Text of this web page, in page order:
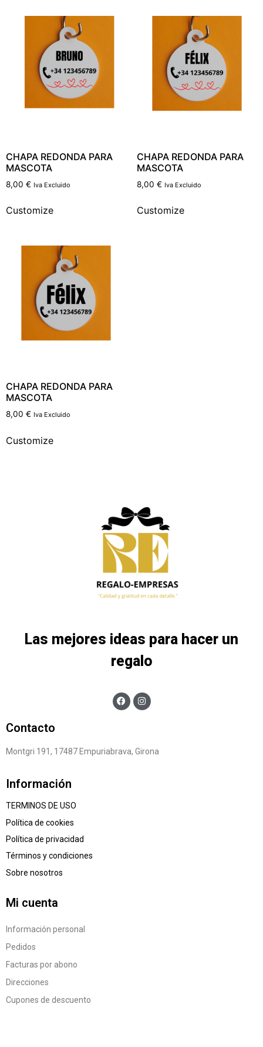
CHAPA REDONDA PARA
MASCOTA
8,00 € Iva Excluido
Customize
CHAPA REDONDA PARA
MASCOTA
8,00 € Iva Excluido
Customize
CHAPA REDONDA PARA
MASCOTA
8,00 € Iva Excluido
Customize
Las mejores ideas para hacer un
regalo
Contacto
Montgri 191, 17487 Empuriabrava, Girona
Información
TERMINOS DE USO
Política de cookies
Política de privacidad
Términos y condiciones
Sobre nosotros
Mi cuenta
Información personal
Pedidos
Facturas por abono
Direcciones
Cupones de descuento